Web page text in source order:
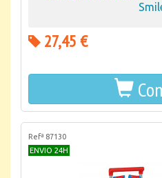
27,45 €
Refª 87130
ENVIO 24H